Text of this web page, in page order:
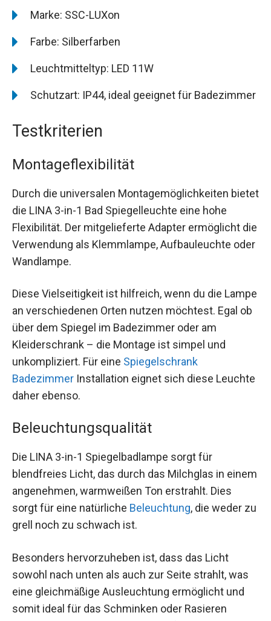
Marke: SSC-LUXon
Farbe: Silberfarben
Leuchtmitteltyp: LED 11W
Schutzart: IP44, ideal geeignet für Badezimmer
Testkriterien
Montageflexibilität
Durch die universalen Montagemöglichkeiten bietet
die LINA 3-in-1 Bad Spiegelleuchte eine hohe
Flexibilität. Der mitgelieferte Adapter ermöglicht die
Verwendung als Klemmlampe, Aufbauleuchte oder
Wandlampe.
Diese Vielseitigkeit ist hilfreich, wenn du die Lampe
an verschiedenen Orten nutzen möchtest. Egal ob
über dem Spiegel im Badezimmer oder am
Kleiderschrank – die Montage ist simpel und
unkompliziert. Für eine Spiegelschrank
Badezimmer Installation eignet sich diese Leuchte
daher ebenso.
Beleuchtungsqualität
Die LINA 3-in-1 Spiegelbadlampe sorgt für
blendfreies Licht, das durch das Milchglas in einem
angenehmen, warmweißen Ton erstrahlt. Dies
sorgt für eine natürliche Beleuchtung, die weder zu
grell noch zu schwach ist.
Besonders hervorzuheben ist, dass das Licht
sowohl nach unten als auch zur Seite strahlt, was
eine gleichmäßige Ausleuchtung ermöglicht und
somit ideal für das Schminken oder Rasieren